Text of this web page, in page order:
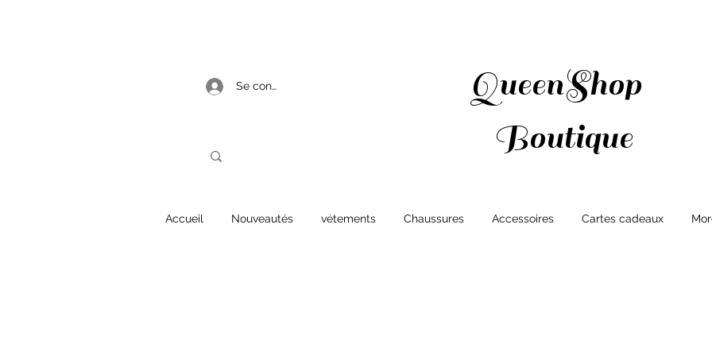
Se connecter
QueenShop
Boutique
Accueil Nouveautés vétements Chaussures Accessoires Cartes cadeaux